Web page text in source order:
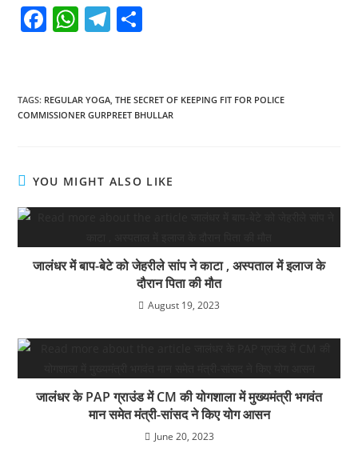
F
a
e
b
o
k
W
h
s
A
p
T
el
gr
a
e
TAGS: REGULAR YOGA THE SECRET OF KEEPING FIT FOR POLICE
COMMISSIONER GURPREET BHULLAR
YOU MIGHT ALSO LIKE
जालंधर में बाप-बेटे को जेहरीले सांप ने काटा , अस्पताल में इलाज के
दौरान पिता की मौत
August 19, 2023
जालंधर के PAP ग्राउंड में CM की योगशाला में मुख्यमंत्री भगवंत
मान समेत मंत्री-सांसद ने किए योग आसन
June 20, 2023